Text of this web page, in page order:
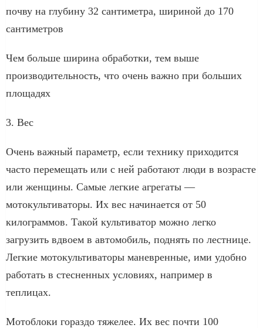
почву на глубину 32 сантиметра, шириной до 170
сантиметров
Чем больше ширина обработки, тем выше
производительность, что очень важно при больших
площадях
3. Вес
Очень важный параметр, если технику приходится
часто перемещать или с ней работают люди в возрасте
или женщины. Самые легкие агрегаты —
мотокультиваторы. Их вес начинается от 50
килограммов. Такой культиватор можно легко
загрузить вдвоем в автомобиль, поднять по лестнице.
Легкие мотокультиваторы маневренные, ими удобно
работать в стесненных условиях, например в
теплицах.
Мотоблоки гораздо тяжелее. Их вес почти 100